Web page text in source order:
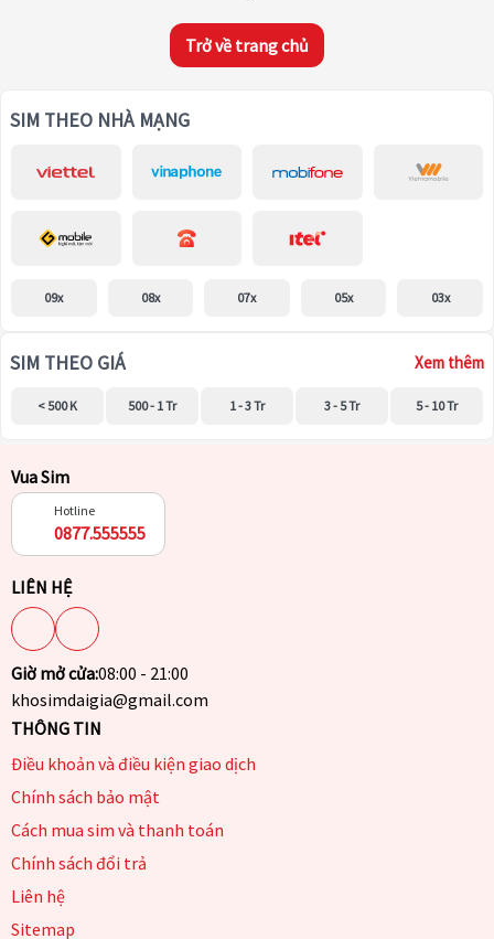
Trở về trang chủ
SIM THEO NHÀ MẠNG
09x 08x 07x 05x 03x
SIM THEO GIÁ Xem thêm
< 500 K 500 - 1 Tr 1 - 3 Tr 3 - 5 Tr 5 - 10 Tr
Vua Sim
Hotline
0877.555555
LIÊN HỆ
Giờ mở cửa:08:00 - 21:00
khosimdaigia@gmail.com
THÔNG TIN
Điều khoản và điều kiện giao dịch
Chính sách bảo mật
Cách mua sim và thanh toán
Chính sách đổi trả
Liên hệ
Sitemap